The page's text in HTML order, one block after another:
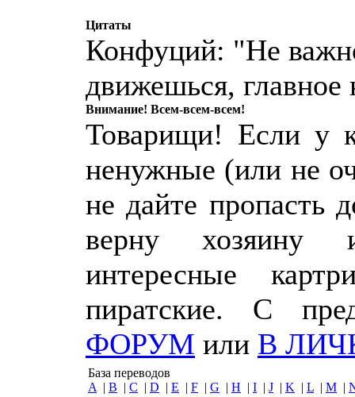
Цитаты
Конфуций: "Не
движешься, главное
Внимание! Всем-всем-всем!
Товарищи! Если у
ненужные (или не
не дайте пропасть
верну хозяину
интересные
пиратские. С
ФОРУМ или В
База переводов
A | B | C | D | E | F | G | H | I | J | K | L | M |